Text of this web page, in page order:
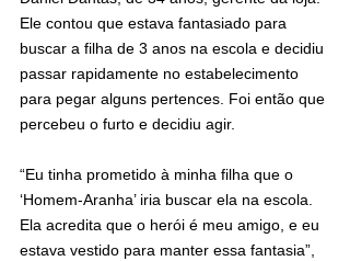
Ele contou que estava fantasiado para
buscar a filha de 3 anos na escola e decidiu
passar rapidamente no estabelecimento
para pegar alguns pertences. Foi então que
percebeu o furto e decidiu agir.
“Eu tinha prometido à minha filha que o
‘Homem-Aranha’ iria buscar ela na escola.
Ela acredita que o herói é meu amigo, e eu
estava vestido para manter essa fantasia”,